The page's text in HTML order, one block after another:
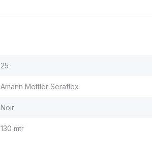
25
Amann Mettler Seraflex
Noir
130 mtr